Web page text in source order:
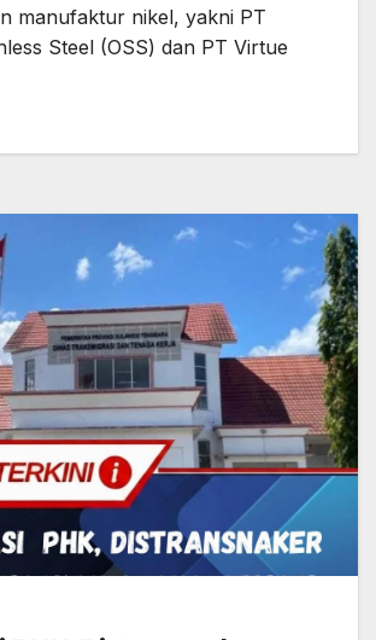
manufaktur nikel, yakni PT
Steel (OSS) dan PT Virtue